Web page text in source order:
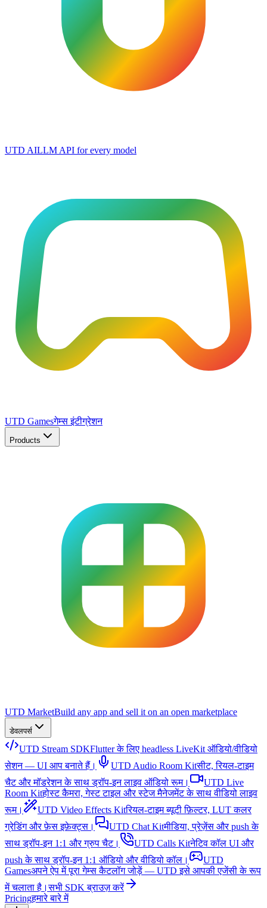
UTD AILLM API for every model
UTD Gamesगेम्स इंटीग्रेशन
Products
UTD MarketBuild any app and sell it on an open marketplace
डेवलपर्स
UTD Stream SDKFlutter के लिए headless LiveKit ऑडियो/वीडियो
सेशन — UI आप बनाते हैं।
UTD Audio Room Kitसीट, रियल-टाइम
चैट और मॉडरेशन के साथ ड्रॉप-इन लाइव ऑडियो रूम।
UTD Live
Room Kitहोस्ट कैमरा, गेस्ट टाइल और स्टेज मैनेजमेंट के साथ वीडियो लाइव
रूम।
UTD Video Effects Kitरियल-टाइम ब्यूटी फ़िल्टर, LUT कलर
ग्रेडिंग और फ़ेस इफ़ेक्ट्स।
UTD Chat Kitमीडिया, प्रेज़ेंस और push के
साथ ड्रॉप-इन 1:1 और ग्रुप चैट।
UTD Calls Kitनेटिव कॉल UI और
push के साथ ड्रॉप-इन 1:1 ऑडियो और वीडियो कॉल।
UTD
Gamesअपने ऐप में पूरा गेम्स कैटलॉग जोड़ें — UTD इसे आपकी एजेंसी के रूप
में चलाता है।सभी SDK ब्राउज़ करें
Pricingहमारे बारे में